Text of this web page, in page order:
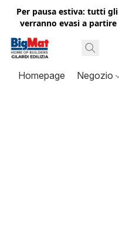
Per pausa estiva: tutti
verranno evasi a partire
Homepage Negozio